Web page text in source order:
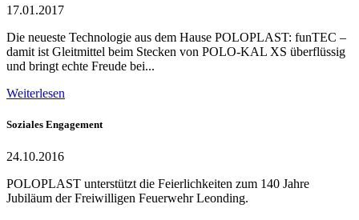
17.01.2017
Die neueste Technologie aus dem Hause POLOPLAST: funTEC –
damit ist Gleitmittel beim Stecken von POLO-KAL XS überflüssig
und bringt echte Freude bei...
Weiterlesen
Soziales Engagement
24.10.2016
POLOPLAST unterstützt die Feierlichkeiten zum 140 Jahre
Jubiläum der Freiwilligen Feuerwehr Leonding.